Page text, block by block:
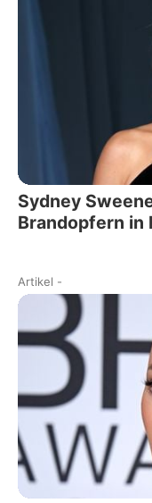
Sydney
Brandopfern in
Artikel -